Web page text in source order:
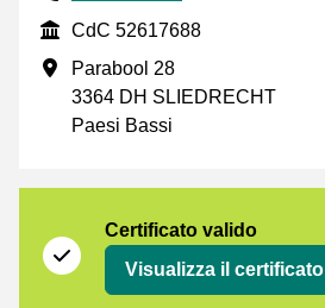
CdC
CdC 52617688
Indirizzo commerciale
Parabool 28
3364 DH SLIEDRECHT
Paesi Bassi
Certificato valido
Visualizza il certificato